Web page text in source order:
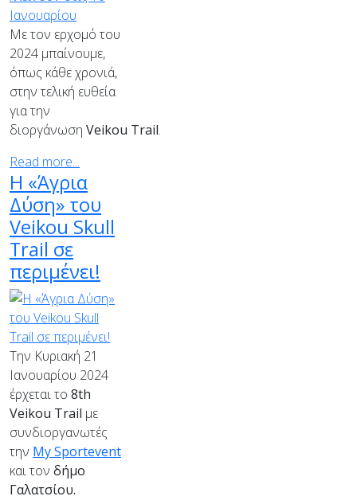
Με τον ερχομό του
2024 μπαίνουμε,
όπως κάθε χρονιά,
στην τελική ευθεία
για την
διοργάνωση Veikou Trail.
Read more...
Η «Άγρια
Δύση» του
Veikou Skull
Trail σε
περιμένει!
Την Κυριακή 21
Ιανουαρίου 2024
έρχεται το 8th
Veikou Trail με
συνδιοργανωτές
την My Sportevent
και τον δήμο
Γαλατσίου.